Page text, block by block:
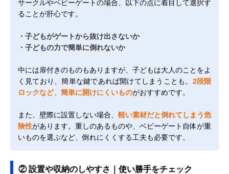
サークルやベビーゲートの場合、以下の点に着目して選択す
ることが肝心です。
・子どもがゲートから抜け出さないか
・子どもの力で簡単に倒れないか
中には扉付きのものもありますが、子どもは大人のことをよ
く見ており、簡単な鍵であれば開けてしまうことも。 2段階
ロックなど、簡単に開けにくいものがおすすめです。
また、壁際に設置しない場合、 軽い素材だと倒れてしまう危
険性があります。重しのあるものや、ベビーゲート自体が重
いものを選ぶなど、倒れにくくする工夫も必要です。
② 設置や収納のしやすさ｜使い勝手をチェック